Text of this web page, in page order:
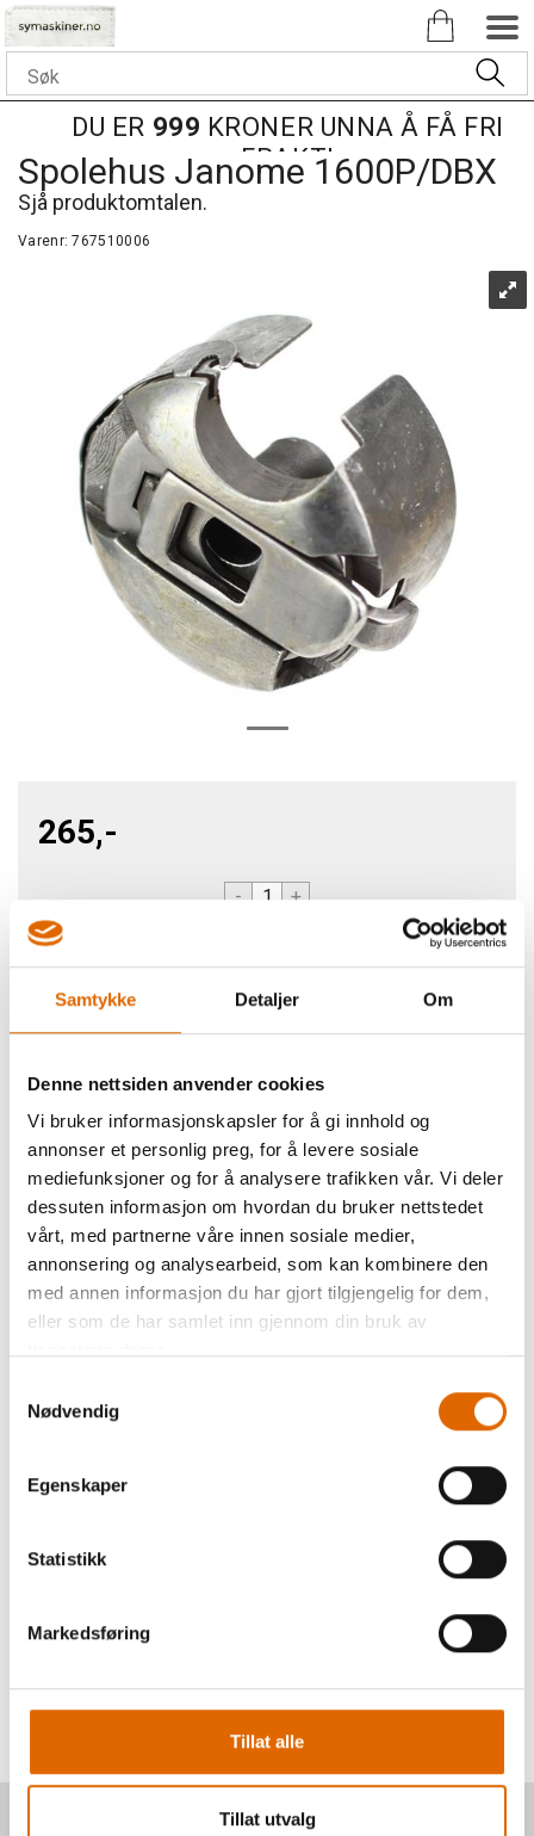
Samtykke Detaljer Om
Denne nettsiden anvender cookies
Vi bruker informasjonskapsler for å gi innhold og
annonser et personlig preg, for å levere sosiale
mediefunksjoner og for å analysere trafikken vår. Vi deler
dessuten informasjon om hvordan du bruker nettstedet
vårt, med partnerne våre innen sosiale medier,
annonsering og analysearbeid, som kan kombinere den
med annen informasjon du har gjort tilgjengelig for dem,
eller som de har samlet inn gjennom din bruk av
Nødvendig
Egenskaper
Statistikk
Markedsføring
Tillat alle
Tillat utvalg
DU ER 999 KRONER UNNA Å FÅ FRI
FRAKT!
Spolehus Janome 1600P/DBX
Sjå produktomtalen.
Varenr:767510006
265,-
- +
Beskrivelse
Passer til:
QC
Pfaff1200 Grand Quilter